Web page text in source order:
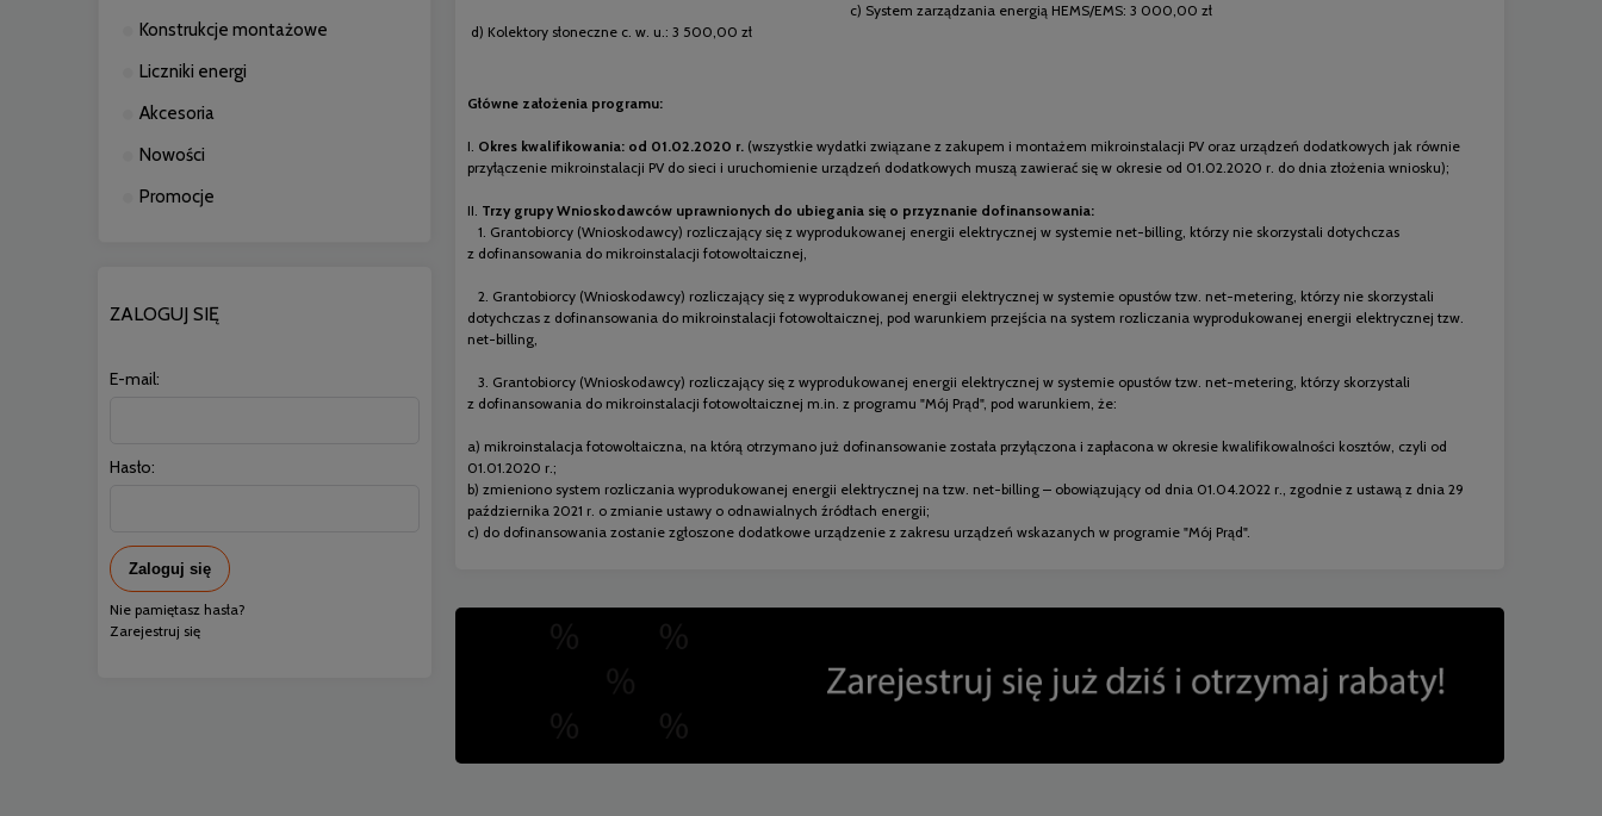
Konstrukcje montażowe
Liczniki energi
Akcesoria
Nowości
Promocje
ZALOGUJ SIĘ
E-mail:
Hasło:
Zaloguj się
Nie pamiętasz hasła?
Zarejestruj się
c) System zarządzania energią HEMS/EMS: 3 000,00 zł
d) Kolektory słoneczne c. w. u.: 3 500,00 zł
Główne założenia programu:
I. Okres kwalifikowania: od 01.02.2020 r. (wszystkie wydatki związane z zakupem i montażem mikroinstalacji PV oraz urządzeń dodatkowych jak równie
przyłączenie mikroinstalacji PV do sieci i uruchomienie urządzeń dodatkowych muszą zawierać się w okresie od 01.02.2020 r. do dnia złożenia wniosku);
II. Trzy grupy Wnioskodawców uprawnionych do ubiegania się o przyznanie dofinansowania:
1. Grantobiorcy (Wnioskodawcy) rozliczający się z wyprodukowanej energii elektrycznej w systemie net-billing, którzy nie skorzystali dotychczas
z dofinansowania do mikroinstalacji fotowoltaicznej,
2. Grantobiorcy (Wnioskodawcy) rozliczający się z wyprodukowanej energii elektrycznej w systemie opustów tzw. net-metering, którzy nie skorzystali
dotychczas z dofinansowania do mikroinstalacji fotowoltaicznej, pod warunkiem przejścia na system rozliczania wyprodukowanej energii elektrycznej tzw.
net-billing,
3. Grantobiorcy (Wnioskodawcy) rozliczający się z wyprodukowanej energii elektrycznej w systemie opustów tzw. net-metering, którzy skorzystali
z dofinansowania do mikroinstalacji fotowoltaicznej m.in. z programu "Mój Prąd", pod warunkiem, że:
a) mikroinstalacja fotowoltaiczna, na którą otrzymano już dofinansowanie została przyłączona i zapłacona w okresie kwalifikowalności kosztów, czyli od
01.01.2020 r.;
b) zmieniono system rozliczania wyprodukowanej energii elektrycznej na tzw. net-billing – obowiązujący od dnia 01.04.2022 r., zgodnie z ustawą z dnia 29
października 2021 r. o zmianie ustawy o odnawialnych źródłach energii;
c) do dofinansowania zostanie zgłoszone dodatkowe urządzenie z zakresu urządzeń wskazanych w programie "Mój Prąd".